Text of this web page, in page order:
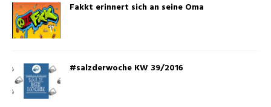
Fakkt erinnert sich an seine Oma
#salzderwoche KW 39/2016